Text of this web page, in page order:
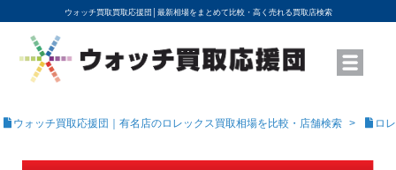
ウォッチ買取買取応援団│ 最新相場をまとめて比較・高く売れる買取店検索
YouTubeで動画を公開中
ROLEXモデル名から買取相場を調べる
高級時計ブランド名から買取相場を調べる
地域から買取店を探す
店舗名から買取店を探す
ブランド時計を高く売る方法
買取査定を依頼する
ウォッチ買取応援団｜有名店のロレックス買取相場を比較・店舗検索 ロ